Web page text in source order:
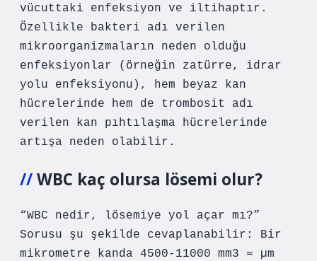
vücuttaki enfeksiyon ve iltihaptır.
Özellikle bakteri adı verilen
mikroorganizmaların neden olduğu
enfeksiyonlar (örneğin zatürre, idrar
yolu enfeksiyonu), hem beyaz kan
hücrelerinde hem de trombosit adı
verilen kan pıhtılaşma hücrelerinde
artışa neden olabilir.
WBC kaç olursa lösemi olur?
“WBC nedir, lösemiye yol açar mı?”
Sorusu şu şekilde cevaplanabilir: Bir
mikrometre kanda 4500-11000 mm3 = µm